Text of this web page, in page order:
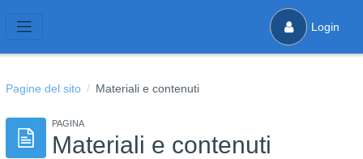
Login
Pagine del sito Materiali e contenuti
PAGINA
Materiali e contenuti